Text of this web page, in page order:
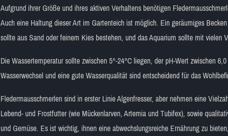
Aufgrund ihrer Größe und ihres aktiven Verhaltens benötigen
Auch eine Haltung dieser Art im Gartenteich ist möglich. Ein geräumiges
sollte aus Sand oder feinem Kies bestehen, und das Aquarium sollte mit vielen
Die Wassertemperatur sollte zwischen 5°-24°C liegen, der pH-Wert zwischen
Wasserwechsel und eine gute Wasserqualität sind entscheidend für das
Fledermausschmerlen sind in erster Linie Algenfresser, aber nehmen eine
Lebend- und Frostfutter (wie Mückenlarven, Artemia und Tubifex), sowie
und Gemüse. Es ist wichtig, ihnen eine abwechslungsreiche Ernährung zu